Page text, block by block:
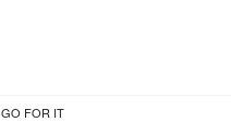
GO FOR IT